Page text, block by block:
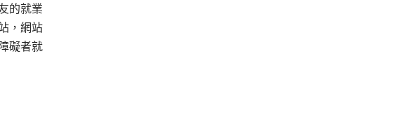
的就業
，網站
礙者就